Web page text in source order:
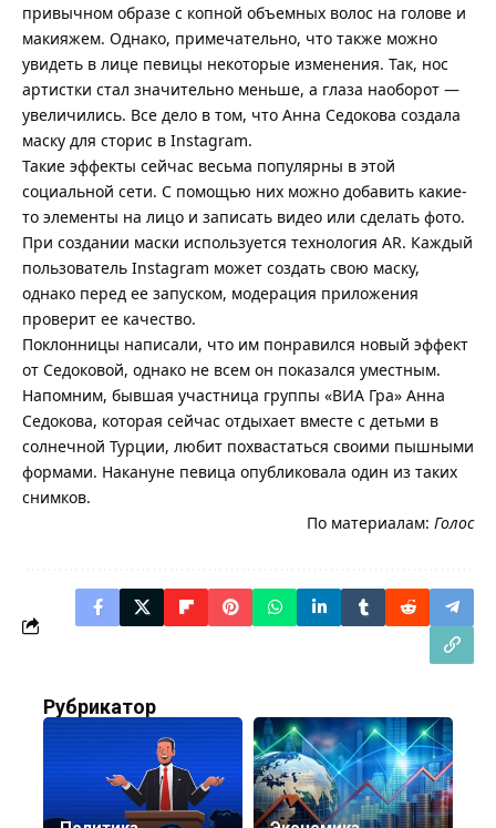
привычном образе с копной объемных волос на голове и
макияжем. Однако, примечательно, что также можно
увидеть в лице певицы некоторые изменения. Так, нос
артистки стал значительно меньше, а глаза наоборот —
увеличились. Все дело в том, что Анна Седокова создала
маску для сторис в Instagram.
Такие эффекты сейчас весьма популярны в этой
социальной сети. С помощью них можно добавить какие-
то элементы на лицо и записать видео или сделать фото.
При создании маски используется технология AR. Каждый
пользователь Instagram может создать свою маску,
однако перед ее запуском, модерация приложения
проверит ее качество.
Поклонницы написали, что им понравился новый эффект
от Седоковой, однако не всем он показался уместным.
Напомним, бывшая участница группы «ВИА Гра» Анна
Седокова, которая сейчас отдыхает вместе с детьми в
солнечной Турции, любит похвастаться своими пышными
формами. Накануне певица опубликовала один из таких
снимков.
По материалам: Голос
Рубрикатор